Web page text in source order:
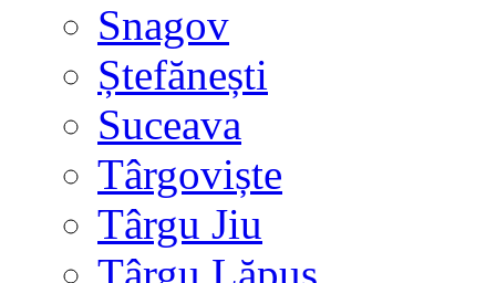
Snagov
Ștefănești
Suceava
Târgoviște
Târgu Jiu